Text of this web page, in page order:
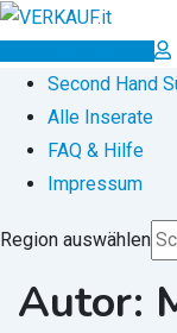
Zum
Inhalt
springen
Inserat erstellen
Second Hand
Alle Inserate
FAQ & Hilfe
Impressum
Region auswählen
Autor: